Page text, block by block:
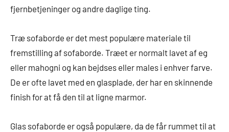
fjernbetjeninger og andre daglige ting.
Træ sofaborde er det mest populære materiale til
fremstilling af sofaborde. Træet er normalt lavet af eg
eller mahogni og kan bejdses eller males i enhver farve.
De er ofte lavet med en glasplade, der har en skinnende
finish for at få den til at ligne marmor.
Glas sofaborde er også populære, da de får rummet til at